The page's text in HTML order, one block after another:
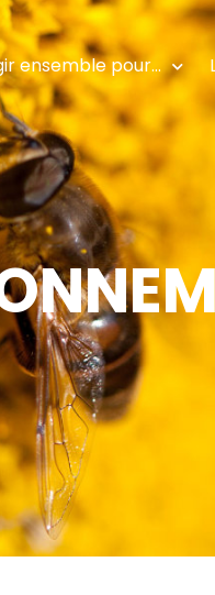
ensemble pour…